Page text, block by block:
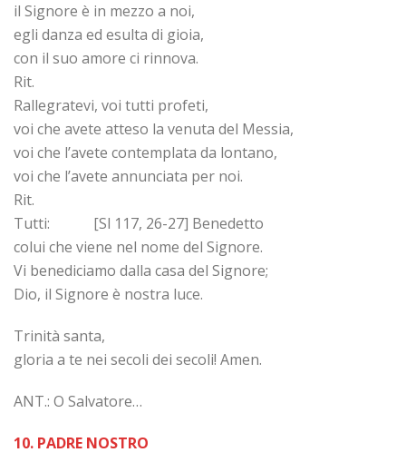
il Signore è in mezzo a noi,
egli danza ed esulta di gioia,
con il suo amore ci rinnova.
Rit.
Rallegratevi, voi tutti profeti,
voi che avete atteso la venuta del Messia,
voi che l’avete contemplata da lontano,
voi che l’avete annunciata per noi.
Rit.
Tutti: [Sl 117, 26-27] Benedetto
colui che viene nel nome del Signore.
Vi benediciamo dalla casa del Signore;
Dio, il Signore è nostra luce.
Trinità santa,
gloria a te nei secoli dei secoli! Amen.
ANT.: O Salvatore…
10. PADRE NOSTRO